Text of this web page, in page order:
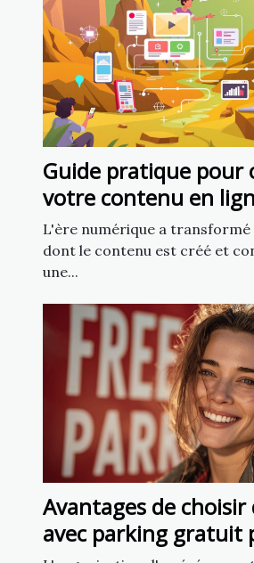
Guide pratique pour
votre contenu en
utilisant l'intelligence
L'ère numérique a transformé
dont le contenu est créé et
une...
Avantages de choisir
avec parking gratuit